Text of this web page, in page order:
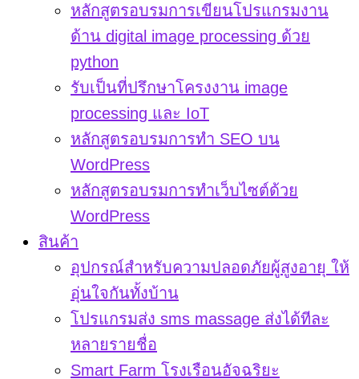
หลักสูตรอบรมการเขียนโปรแกรมงาน
ด้าน digital image processing ด้วย
python
รับเป็นที่ปรึกษาโครงงาน image
processing และ IoT
หลักสูตรอบรมการทำ SEO บน
WordPress
หลักสูตรอบรมการทำเว็บไซต์ด้วย
WordPress
สินค้า
อุปกรณ์สำหรับความปลอดภัยผู้สูงอายุ ให้
อุ่นใจกันทั้งบ้าน
โปรแกรมส่ง sms massage ส่งได้ทีละ
หลายรายชื่อ
Smart Farm โรงเรือนอัจฉริยะ